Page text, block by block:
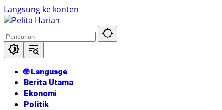
Langsung ke konten
🌐 Language
Berita Utama
Ekonomi
Politik